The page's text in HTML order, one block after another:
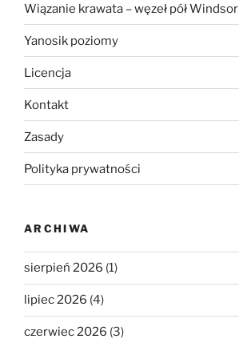
Wiązanie krawata – węzeł pół Windsor
Yanosik poziomy
Licencja
Kontakt
Zasady
Polityka prywatności
ARCHIWA
sierpień 2026 (1)
lipiec 2026 (4)
czerwiec 2026 (3)